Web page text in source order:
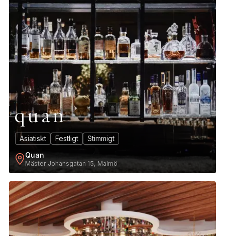
Asiatiskt Festligt
Stimmigt
Quan
Mäster Johansgatan 15, Malmö
2